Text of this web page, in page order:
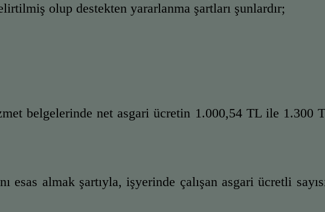
olup destekten yararlanma şartları şunlardır;
belgelerinde net asgari ücretin 1.000,54 TL ile 1.300
esas almak şartıyla, işyerinde çalışan asgari ücretli